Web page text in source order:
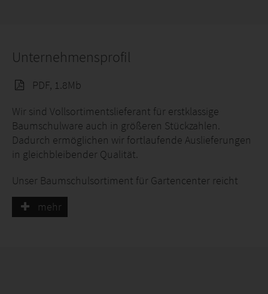
Unternehmensprofil
PDF, 1.8Mb
Wir sind Vollsortimentslieferant für erstklassige
Baumschulware auch in größeren Stückzahlen.
Dadurch ermöglichen wir fortlaufende Auslieferungen
in gleichbleibender Qualität.
Unser Baumschulsortiment für Gartencenter reicht
über 4500 verschiedene Pflanzenartikel. Die
Produktpalette reicht von Frühblühern,
mehr